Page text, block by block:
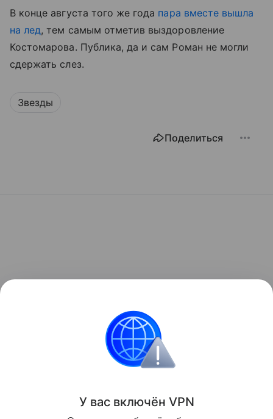
В конце августа того же года пара вместе вышла
на лед, тем самым отметив выздоровление
Костомарова. Публика, да и сам Роман не могли
сдержать слез.
Звезды
Поделиться
У вас включён VPN